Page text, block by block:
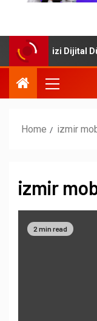
İşletmenizi Dijital
Home izmir
izmir
2 min read